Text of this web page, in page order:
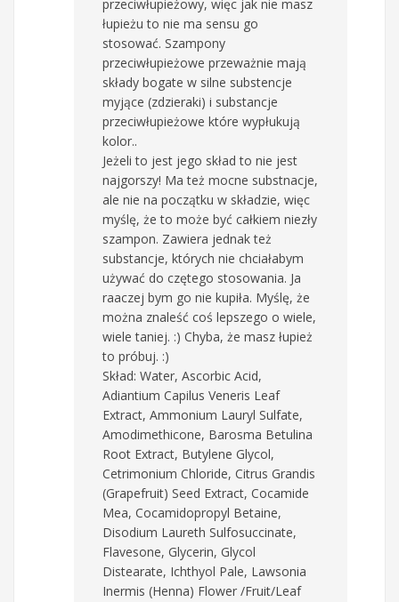
przeciwłupieżowy, więc jak nie masz
łupieżu to nie ma sensu go
stosować. Szampony
przeciwłupieżowe przeważnie mają
składy bogate w silne substencje
myjące (zdzieraki) i substancje
przeciwłupieżowe które wypłukują
kolor..
Jeżeli to jest jego skład to nie jest
najgorszy! Ma też mocne substnacje,
ale nie na początku w składzie, więc
myślę, że to może być całkiem niezły
szampon. Zawiera jednak też
substancje, których nie chciałabym
używać do czętego stosowania. Ja
raaczej bym go nie kupiła. Myślę, że
można znaleść coś lepszego o wiele,
wiele taniej. :) Chyba, że masz łupież
to próbuj. :)
Skład: Water, Ascorbic Acid,
Adiantium Capilus Veneris Leaf
Extract, Ammonium Lauryl Sulfate,
Amodimethicone, Barosma Betulina
Root Extract, Butylene Glycol,
Cetrimonium Chloride, Citrus Grandis
(Grapefruit) Seed Extract, Cocamide
Mea, Cocamidopropyl Betaine,
Disodium Laureth Sulfosuccinate,
Flavesone, Glycerin, Glycol
Distearate, Ichthyol Pale, Lawsonia
Inermis (Henna) Flower /Fruit/Leaf